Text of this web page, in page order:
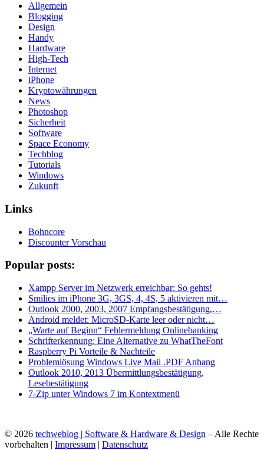
Allgemein
Blogging
Design
Handy
Hardware
High-Tech
Internet
iPhone
Kryptowährungen
News
Photoshop
Sicherheit
Software
Space Economy
Techblog
Tutorials
Windows
Zukunft
Links
Bohncore
Discounter Vorschau
Popular posts:
Xampp Server im Netzwerk erreichbar: So gehts!
Smilies im iPhone 3G, 3GS, 4, 4S, 5 aktivieren mit…
Outlook 2000, 2003, 2007 Empfangsbestätigung,…
Android meldet: MicroSD-Karte leer oder nicht…
„Warte auf Beginn“ Fehlermeldung Onlinebanking
Schrifterkennung: Eine Alternative zu WhatTheFont
Raspberry Pi Vorteile & Nachteile
Problemlösung Windows Live Mail .PDF Anhang
Outlook 2010, 2013 Übermittlungsbestätigung,
Lesebestätigung
7-Zip unter Windows 7 im Kontextmenü
© 2026 techweblog | Software & Hardware & Design – Alle Rechte
vorbehalten | Impressum | Datenschutz